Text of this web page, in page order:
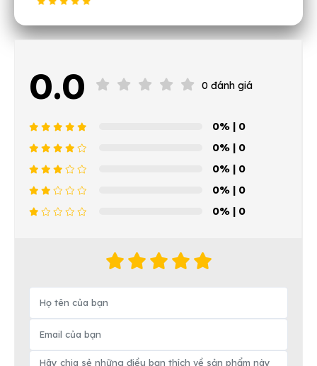
0.0 0 đánh giá
0% | 0
0% | 0
0% | 0
0% | 0
0% | 0